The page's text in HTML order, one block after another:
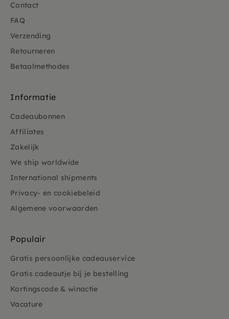
Contact
FAQ
Verzending
Retourneren
Betaalmethodes
Informatie
Cadeaubonnen
Affiliates
Zakelijk
We ship worldwide
International shipments
Privacy- en cookiebeleid
Algemene voorwaarden
Populair
Gratis persoonlijke cadeauservice
Gratis cadeautje bij je bestelling
Kortingscode & winactie
Vacature